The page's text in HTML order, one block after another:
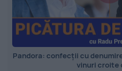
Pandora: confecții cu
vinuri croite